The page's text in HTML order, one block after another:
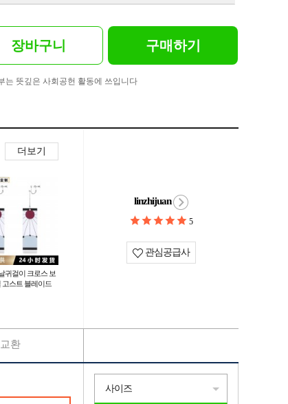
장바구니 구매하기
는 뜻깊은 사회공헌 활동에 쓰입니다
더보기
귀걸이 크로스 보
고스트 블레이드
linzhijuan
5
관심공급사
환
사이즈